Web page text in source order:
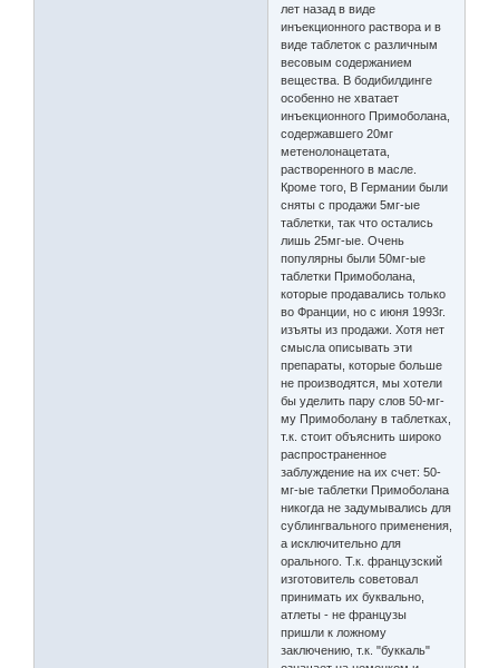
лет назад в виде
инъекционного раствора и в
виде таблеток с различным
весовым содержанием
вещества. В бодибилдинге
особенно не хватает
инъекционного Примоболана,
содержавшего 20мг
метенолонацетата,
растворенного в масле.
Кроме того, В Германии были
сняты с продажи 5мг-ые
таблетки, так что остались
лишь 25мг-ые. Очень
популярны были 50мг-ые
таблетки Примоболана,
которые продавались только
во Франции, но с июня 1993г.
изъяты из продажи. Хотя нет
смысла описывать эти
препараты, которые больше
не производятся, мы хотели
бы уделить пару слов 50-мг-
му Примоболану в таблетках,
т.к. стоит объяснить широко
распространенное
заблуждение на их счет: 50-
мг-ые таблетки Примоболана
никогда не задумывались для
сублингвального применения,
а исключительно для
орального. Т.к. французский
изготовитель советовал
принимать их буквально,
атлеты - не французы
пришли к ложному
заключению, т.к. "буккаль"